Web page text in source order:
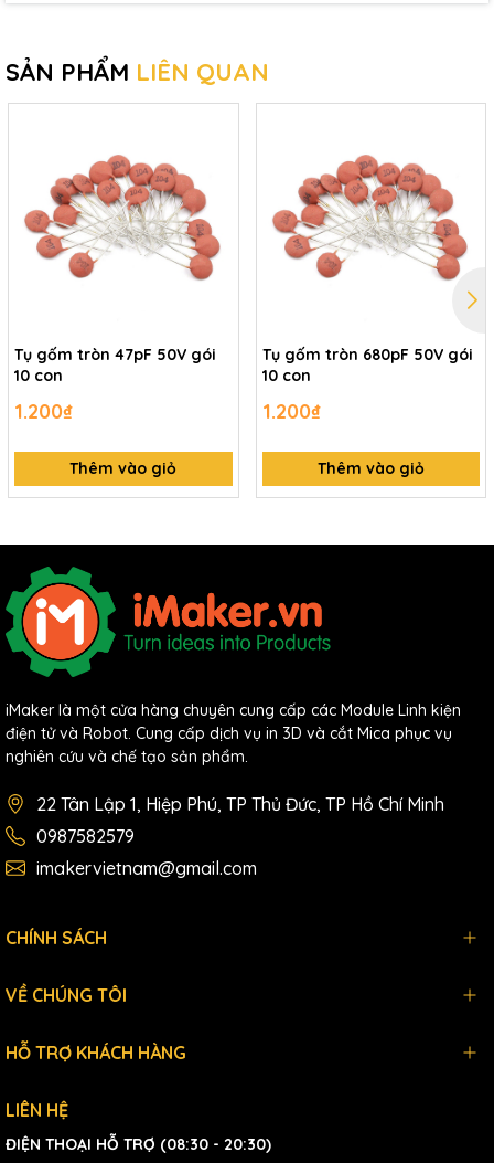
SẢN PHẨM LIÊN QUAN
Tụ gốm tròn 47pF 50V gói
10 con
1.200₫
Thêm vào giỏ
Tụ gốm tròn 680pF 50V gói
10 con
1.200₫
Thêm vào giỏ
iMaker là một cửa hàng chuyên cung cấp các Module Linh kiện
điện tử và Robot. Cung cấp dịch vụ in 3D và cắt Mica phục vụ
nghiên cứu và chế tạo sản phẩm.
22 Tân Lập 1, Hiệp Phú, TP Thủ Đức, TP Hồ Chí Minh
0987582579
imakervietnam@gmail.com
CHÍNH SÁCH
VỀ CHÚNG TÔI
HỖ TRỢ KHÁCH HÀNG
LIÊN HỆ
ĐIỆN THOẠI HỖ TRỢ (08:30 - 20:30)